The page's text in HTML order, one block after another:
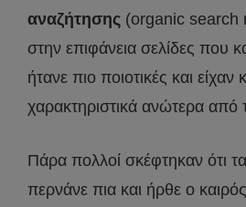
αναζήτησης (organic search
στην επιφάνεια σελίδες που
ήτανε πιο ποιοτικές και είχαν
χαρακτηριστικά ανώτερα από
Πάρα πολλοί σκέφτηκαν ότι
περνάνε πια και ήρθε ο